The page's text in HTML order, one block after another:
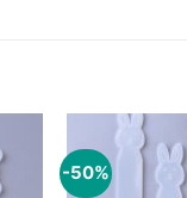
-50%